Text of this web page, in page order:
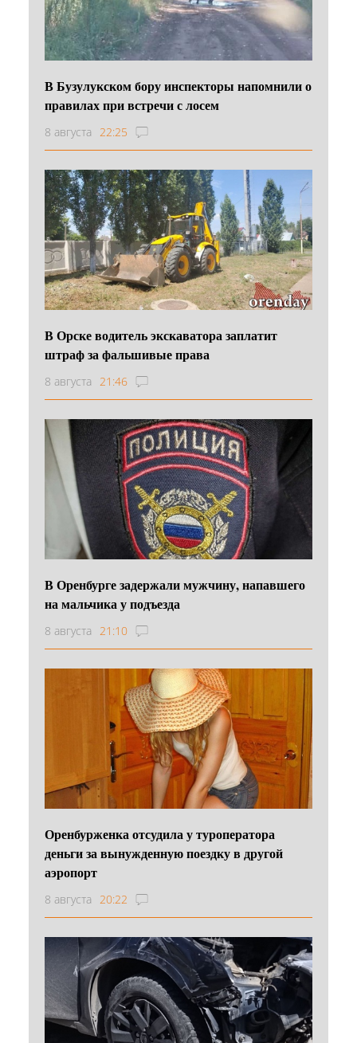
В Бузулукском бору инспекторы напомнили о
правилах при встречи с лосем
8 августа 22:25
В Орске водитель экскаватора заплатит
штраф за фальшивые права
8 августа 21:46
В Оренбурге задержали мужчину, напавшего
на мальчика у подъезда
8 августа 21:10
Оренбурженка отсудила у туроператора
деньги за вынужденную поездку в другой
аэропорт
8 августа 20:22